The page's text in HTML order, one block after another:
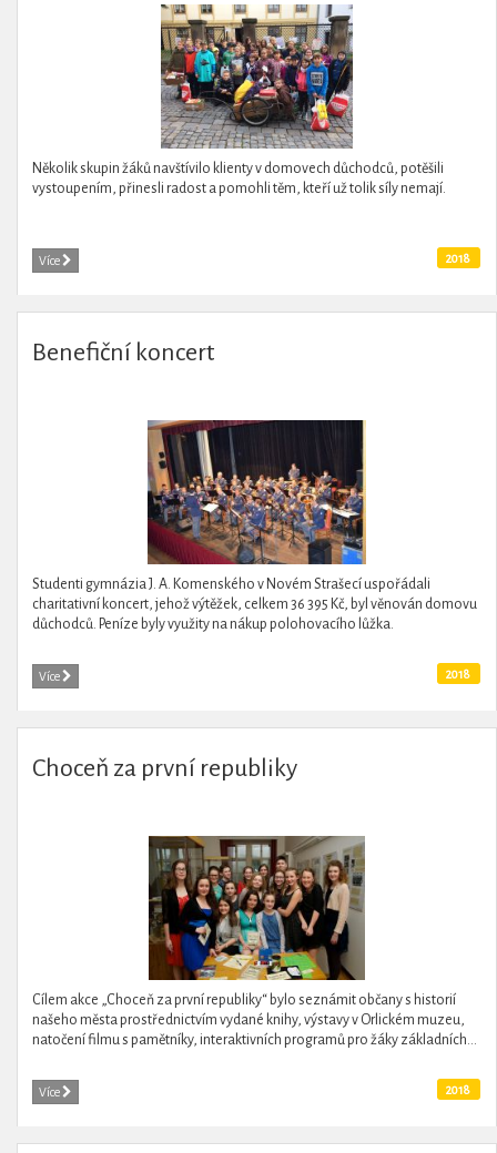
Několik skupin žáků navštívilo klienty v domovech důchodců, potěšili
vystoupením, přinesli radost a pomohli těm, kteří už tolik síly nemají.
Více 2018
Benefiční koncert
Studenti gymnázia J. A. Komenského v Novém Strašecí uspořádali
charitativní koncert, jehož výtěžek, celkem 36 395 Kč, byl věnován domovu
důchodců. Peníze byly využity na nákup polohovacího lůžka.
Více 2018
Choceň za první republiky
Cílem akce „Choceň za první republiky“ bylo seznámit občany s historií
našeho města prostřednictvím vydané knihy, výstavy v Orlickém muzeu,
natočení filmu s pamětníky, interaktivních programů pro žáky základních...
Více 2018